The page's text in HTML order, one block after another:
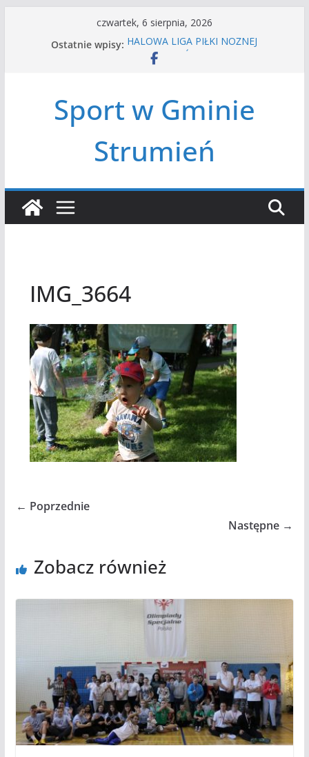
czwartek, 6 sierpnia, 2026
Ostatnie wpisy: HALOWA LIGA PIŁKI NOŻNEJ
LATO W MIEŚCIE’2026
Czwórbój lekkoatletyczny
Sport w Gminie
Strumień
IMG_3664
← Poprzednie
Następne →
Zobacz również